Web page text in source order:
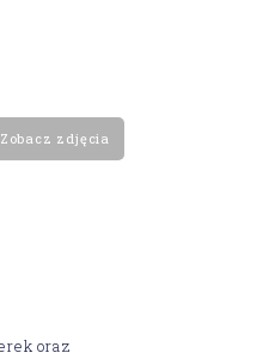
Zobacz zdjęcia
oraz